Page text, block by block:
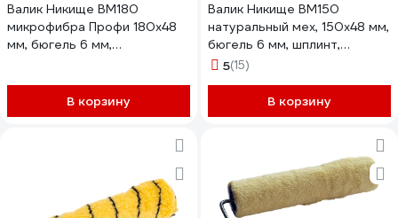
Валик Никище ВМ180
микрофибра Профи 180x48
мм, бюгель 6 мм,
В корзину
Валик Никище ВМ150
натуральный мех, 150x48 мм,
бюгель 6 мм, шплинт,
плотность 450 гр/м2, ворс
5(15)
В корзину